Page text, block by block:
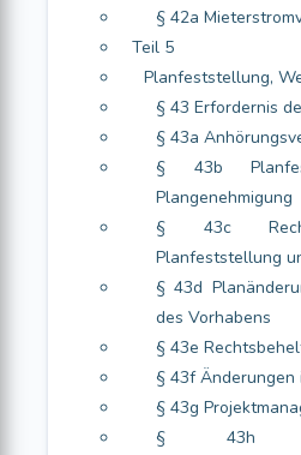
§ 42a
Teil 5
Planfeststellung,
§ 43 Erfordernis
§ 43a
§ 43b
Plangenehmigung
§ 43c
Planfeststellung
§ 43d
des Vorhabens
§ 43e
§ 43f Änderungen
§ 43g
§ 43h